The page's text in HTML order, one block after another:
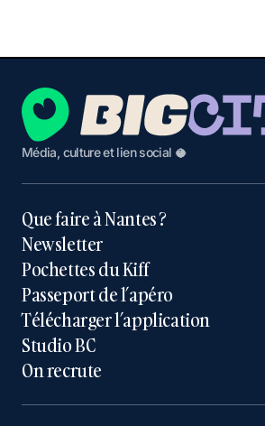
Média, culture et lien social 🥥
Que faire à Nantes ?
Newsletter
Pochettes du Kiff
Passeport de l’apéro
Télécharger l’application
Studio BC
On recrute